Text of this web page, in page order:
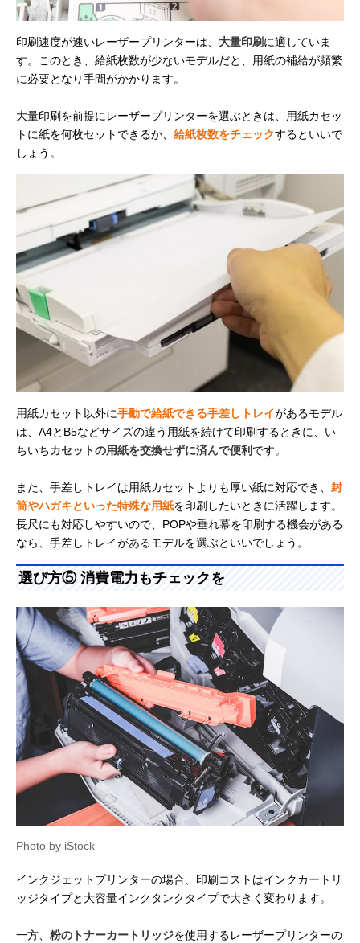
印刷速度が速いレーザープリンターは、 大量印刷に適していま
す。このとき、給紙枚数が少ないモデルだと、用紙の補給が頻繁
に必要となり手間がかかります。
大量印刷を前提にレーザープリンターを選ぶときは、用紙カセッ
トに紙を何枚セットできるか、 給紙枚数をチェックするといいで
しょう。
用紙カセット以外に手動で給紙できる手差しトレイがあるモデル
は、A4とB5などサイズの違う用紙を続けて印刷するときに、い
ちいちカセットの用紙を交換せずに済んで便利 です。
また、手差しトレイは用紙カセットよりも厚い紙に対応でき、 封
筒やハガキといった特殊な用紙を印刷したいときに活躍します。
長尺にも対応しやすいので、POPや垂れ幕を印刷する機会がある
なら、手差しトレイがあるモデルを選ぶといいでしょう。
選び方⑤ 消費電力もチェックを
Photo by iStock
インクジェットプリンターの場合、印刷コストはインクカートリ
ッジタイプと大容量インクタンクタイプで大きく変わります。
一方、 粉のトナーカートリッジを使用するレーザープリンターの